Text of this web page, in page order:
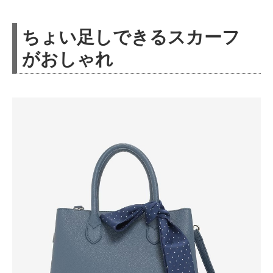
ちょい足しできるスカーフ
がおしゃれ